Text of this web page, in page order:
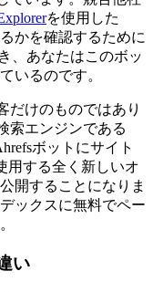
を使用した
かを確認するために
、あなたはこのボッ
いるのです。
だけのものではあり
索エンジンである
ボットにサイト
用する全く新しいオ
開することになりま
ックスに無料でペー
い